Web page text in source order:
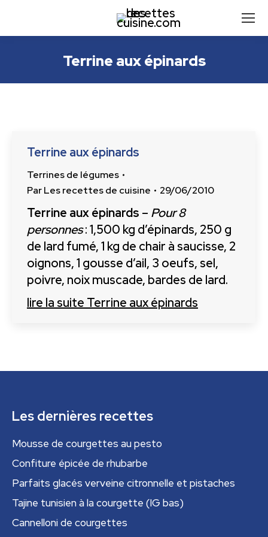
Terrine aux épinards
Terrine aux épinards
Terrines de légumes
ParLes recettes de cuisine 29/06/2010
Terrine aux épinards – Pour 8
personnes: 1,500 kg d’épinards, 250 g
de lard fumé, 1 kg de chair à saucisse, 2
oignons, 1 gousse d’ail, 3 oeufs, sel,
poivre, noix muscade, bardes de lard.
lire la suite Terrine aux épinards
Les dernières recettes
Mousse de courgettes au pesto
Confiture épicée de rhubarbe
Parfaits glacés verveine citronnelle et pistaches
Tajine tunisien à la courgette (IG bas)
Cannelloni de courgettes